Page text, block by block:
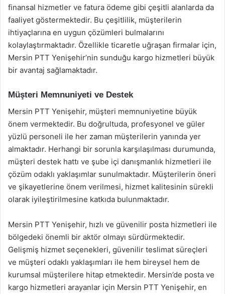
finansal hizmetler ve fatura ödeme gibi çeşitli alanlarda da
faaliyet göstermektedir. Bu çeşitlilik, müşterilerin
ihtiyaçlarına en uygun çözümleri bulmalarını
kolaylaştırmaktadır. Özellikle ticaretle uğraşan firmalar için,
Mersin PTT Yenişehir’nin sunduğu kargo hizmetleri büyük
bir avantaj sağlamaktadır.
Müşteri Memnuniyeti ve Destek
Mersin PTT Yenişehir, müşteri memnuniyetine büyük
önem vermektedir. Bu doğrultuda, profesyonel ve güler
yüzlü personeli ile her zaman müşterilerin yanında yer
almaktadır. Herhangi bir sorunla karşılaşılması durumunda,
müşteri destek hattı ve şube içi danışmanlık hizmetleri ile
çözüm odaklı yaklaşımlar sunulmaktadır. Müşterilerin öneri
ve şikayetlerine önem verilmesi, hizmet kalitesinin sürekli
olarak iyileştirilmesine katkıda bulunmaktadır.
Mersin PTT Yenişehir, hızlı ve güvenilir posta hizmetleri ile
bölgedeki önemli bir aktör olmayı sürdürmektedir.
Gelişmiş hizmet seçenekleri, güvenilir teslimat süreçleri
ve müşteri odaklı yaklaşımları ile hem bireysel hem de
kurumsal müşterilere hitap etmektedir. Mersin’de posta ve
kargo hizmetleri arayanlar için Mersin PTT Yenişehir, en